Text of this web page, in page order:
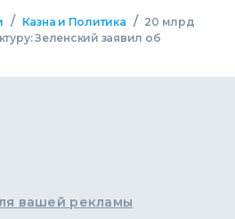
/ Казна и Политика / 20 млрд
Зеленский заявил об
вашей рекламы